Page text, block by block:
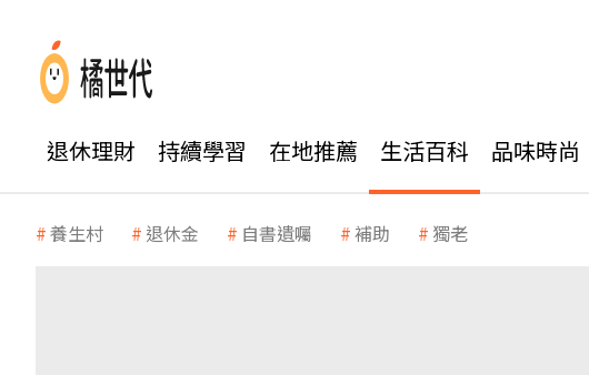
退休理財 持續學習 在地推薦 生活百科 品味時尚
養生村 退休金 自書遺囑 補助 獨老